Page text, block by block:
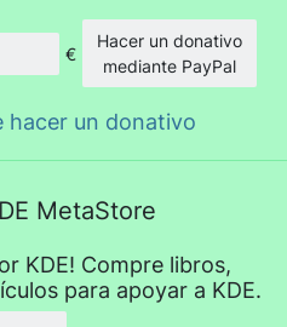
Cantidad
€
Hacer un donativo
mediante PayPal
hacer un donativo
MetaStore
KDE! Compre libros,
para apoyar a KDE.